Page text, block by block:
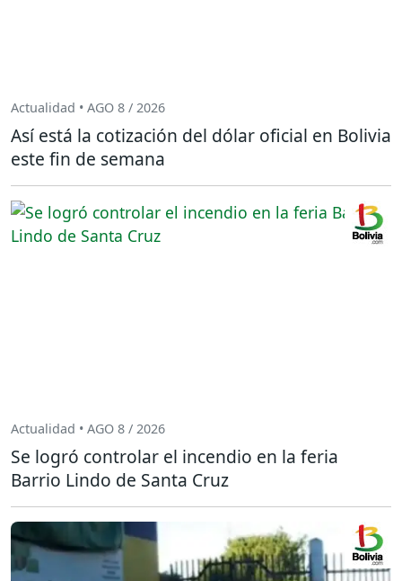
Actualidad • AGO 8 / 2026
Así está la cotización del dólar oficial en Bolivia
este fin de semana
Actualidad • AGO 8 / 2026
Se logró controlar el incendio en la feria
Barrio Lindo de Santa Cruz